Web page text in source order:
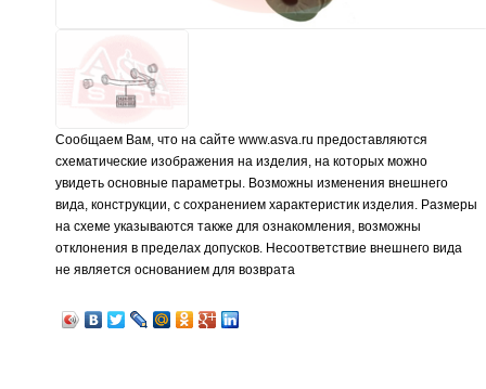
Сообщаем Вам, что на сайте www.asva.ru предоставляются
схематические изображения на изделия, на которых можно
увидеть основные параметры. Возможны изменения внешнего
вида, конструкции, с сохранением характеристик изделия. Размеры
на схеме указываются также для ознакомления, возможны
отклонения в пределах допусков. Несоответствие внешнего вида
не является основанием для возврата